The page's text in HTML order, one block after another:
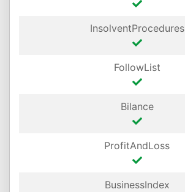
InsolventProcedures
FollowList
Bilance
ProfitAndLoss
BusinessIndex